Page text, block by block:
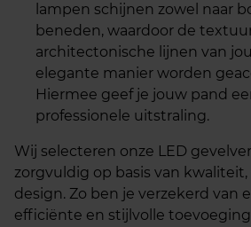
lampen schijnen zowel naar
beneden, waardoor de
architectonische lijnen van
elegante manier worden
Hiermee geef je jouw pand
professionele uitstraling.
Wij selecteren onze LED
zorgvuldig op basis van
design. Zo ben je verzekerd van
efficiënte en stijlvolle